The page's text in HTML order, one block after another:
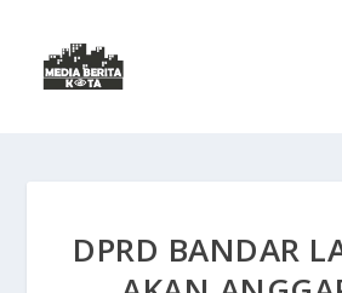
DPRD BANDAR